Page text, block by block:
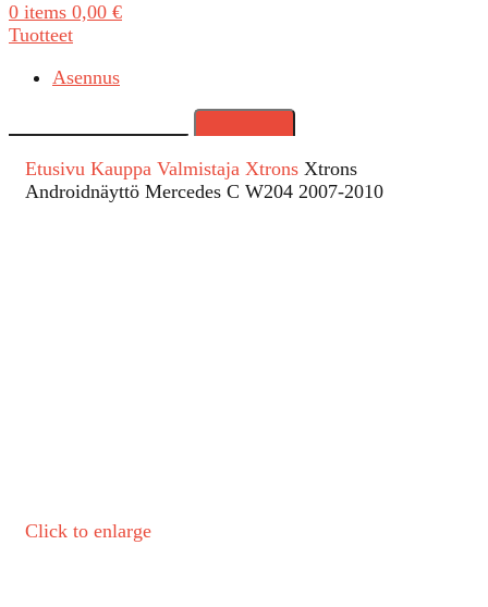
0 items 0,00 €
Tuotteet
Asennus
Etusivu Kauppa Valmistaja Xtrons Xtrons
Androidnäyttö Mercedes C W204 2007-2010
Click to enlarge